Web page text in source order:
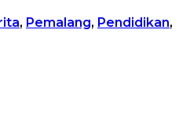
, Pemalang, Pendidikan,